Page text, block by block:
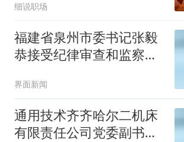
细说职场
福建省泉州市委书记张毅
恭接受纪律审查和监察调
界面新闻
通用技术齐齐哈尔二机床
有限责任公司党委副书记